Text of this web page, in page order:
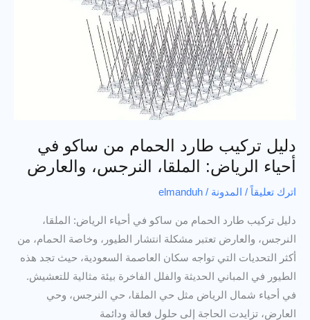
دليل تركيب طارد الحمام من ساكو في
أحياء الرياض: الملقا، النرجس، والعارض
اترك تعليقاً / المدونة /
elmanduh
دليل تركيب طارد الحمام من ساكو في أحياء الرياض: الملقا،
النرجس، والعارض تعتبر مشكلة انتشار الطيور، وخاصة الحمام، من
أكثر التحديات التي تواجه سكان العاصمة السعودية، حيث تجد هذه
الطيور في المباني الحديثة والفلل الفاخرة بيئة مثالية للتعشيش.
في أحياء شمال الرياض مثل حي الملقا، حي النرجس، وحي
العارض، تزايدت الحاجة إلى حلول فعالة ودائمة